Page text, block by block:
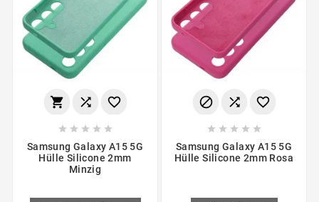
  
    
Samsung Galaxy A15 5G
Hülle Silicone 2mm
Minzig
  
    
Samsung Galaxy A15 5G
Hülle Silicone 2mm Rosa